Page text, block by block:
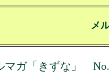
メ
マガ「きずな」